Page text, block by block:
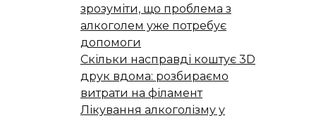
зрозуміти, що проблема з
алкоголем уже потребує
допомоги
Скільки насправді коштує 3D
друк вдома: розбираємо
витрати на філамент
Лікування алкоголізму у